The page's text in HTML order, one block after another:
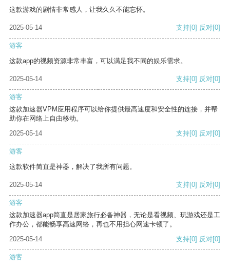
这款游戏的剧情非常感人，让我久久不能忘怀。
2025-05-14 支持[0] 反对[0]
游客
这款app的视频资源非常丰富，可以满足我不同的娱乐需求。
2025-05-14 支持[0] 反对[0]
游客
这款加速器VPM应用程序可以给你提供最高速度和安全性的连接，并帮
助你在网络上自由移动。
2025-05-14
支持[0] 反对[0]
游客
这款软件简直是神器，解决了我所有问题。
2025-05-14 支持[0] 反对[0]
游客
这款加速器app简直是居家旅行必备神器，无论是看视频、玩游戏还是工
作办公，都能畅享高速网络，再也不用担心网速卡顿了。
2025-05-14
支持[0] 反对[0]
游客